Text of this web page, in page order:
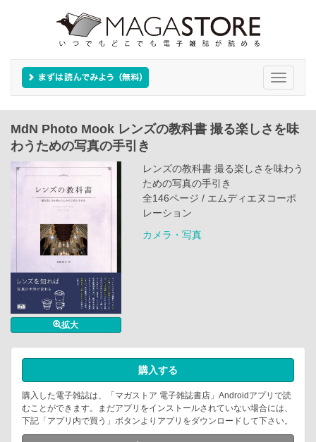
Toggle
MdN Photo Mook レンズの教科書 撮る楽しさを味
わうための写真の手引き
拡大
レンズの教科書 撮る楽しさを味わう
ための写真の手引き
全146ページ / エムディエヌコーポ
レーション
カメラ・写真
購入する
購入した電子雑誌は、「マガストア 電子雑誌書店」Androidアプリで読
むことができます。まだアプリをインストールされていない場合には、
下記「アプリ内で買う」ボタンよりアプリをダウンロードして下さい。